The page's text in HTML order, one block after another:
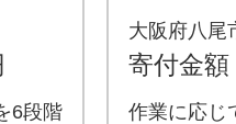
6段階
ア(ブラ
ト
大阪府八尾
寄付金額
作業に応じ